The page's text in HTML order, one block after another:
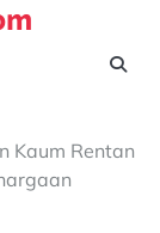
Kaum Rentan